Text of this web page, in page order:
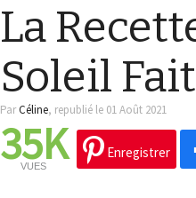
La
Soleil
ParCéline, republié le 01 Août 2021
35K
VUES
Enregistrer